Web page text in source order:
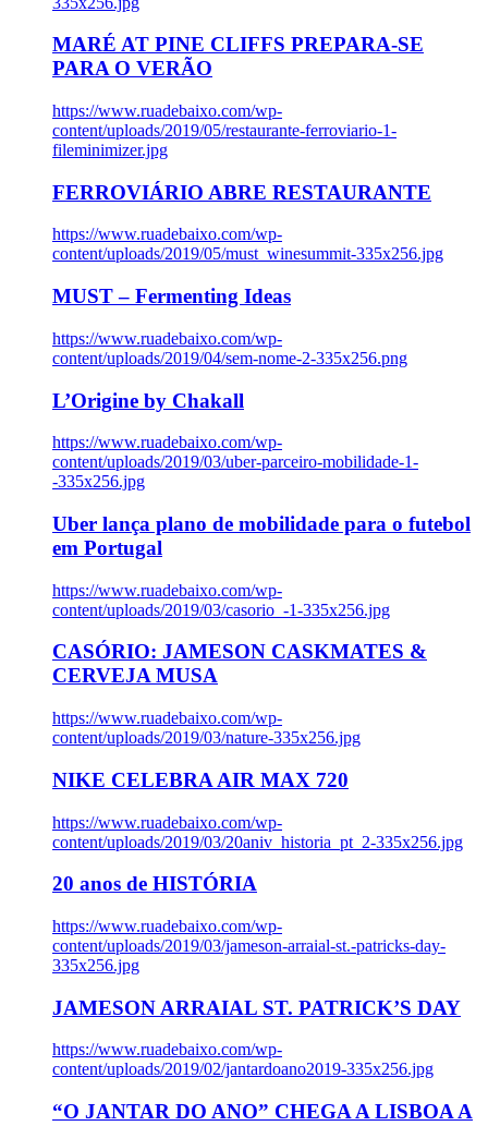
MARÉ AT PINE CLIFFS PREPARA-SE
PARA O VERÃO
https://www.ruadebaixo.com/wp-
content/uploads/2019/05/restaurante-ferroviario-1-
fileminimizer.jpg
FERROVIÁRIO ABRE RESTAURANTE
https://www.ruadebaixo.com/wp-
content/uploads/2019/05/must_winesummit-335x256.jpg
MUST – Fermenting Ideas
https://www.ruadebaixo.com/wp-
content/uploads/2019/04/sem-nome-2-335x256.png
L’Origine by Chakall
https://www.ruadebaixo.com/wp-
content/uploads/2019/03/uber-parceiro-mobilidade-1-
-335x256.jpg
Uber lança plano de mobilidade para o futebol
em Portugal
https://www.ruadebaixo.com/wp-
content/uploads/2019/03/casorio_-1-335x256.jpg
CASÓRIO: JAMESON CASKMATES &
CERVEJA MUSA
https://www.ruadebaixo.com/wp-
content/uploads/2019/03/nature-335x256.jpg
NIKE CELEBRA AIR MAX 720
https://www.ruadebaixo.com/wp-
content/uploads/2019/03/20aniv_historia_pt_2-335x256.jpg
20 anos de HISTÓRIA
https://www.ruadebaixo.com/wp-
content/uploads/2019/03/jameson-arraial-st.-patricks-day-
335x256.jpg
JAMESON ARRAIAL ST. PATRICK’S DAY
https://www.ruadebaixo.com/wp-
content/uploads/2019/02/jantardoano2019-335x256.jpg
“O JANTAR DO ANO” CHEGA A LISBOA A